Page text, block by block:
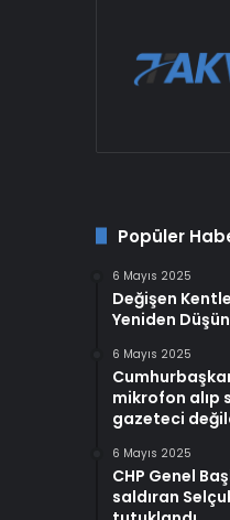
Popüler
6 Mayıs 2025
Değişen
Yeniden
6 Mayıs 2025
mikrofon alıp
gazeteci
6 Mayıs 2025
CHP Genel
saldıran